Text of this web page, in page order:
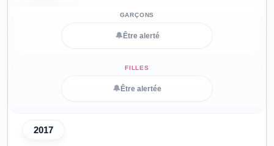
🔔 Être alerté
🔔 Être alertée
2017